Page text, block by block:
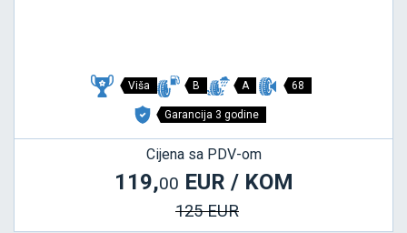
Viša B A 68
Garancija 3 godine
Cijena sa PDV-om
119,00 EUR / KOM
125 EUR